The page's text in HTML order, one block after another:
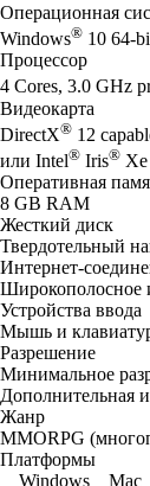
Операционная
Windows® 10 64-
Процессор
4 Cores, 3.0 GHz
Видеокарта
DirectX® 12
или Intel® Iris®
Оперативная
8 GB RAM
Жесткий диск
Твердотельный
Интернет-
Широкополосное
Устройства ввода
Мышь и
Разрешение
Минимальное
Дополнительная
Жанр
MMORPG
Платформы
Windows
Mac